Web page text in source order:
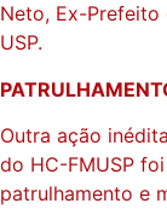
Neto, Ex-Prefeito
USP.
Outra ação
do HC-FMUSP
patrulhamento e